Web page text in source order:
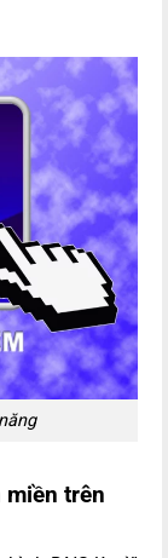
miền trên